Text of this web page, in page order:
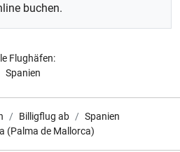
buchen.
Flughäfen:
Spanien
Billigflug ab
Spanien
(Palma de Mallorca)